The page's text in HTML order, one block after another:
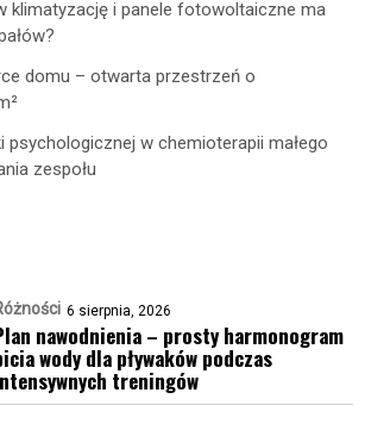
klimatyzację i panele fotowoltaiczne ma
domu – otwarta przestrzeń o
psychologicznej w chemioterapii małego
zespołu
6 sierpnia, 2026
nawodnienia – prosty harmonogram
wody dla pływaków podczas
treningów